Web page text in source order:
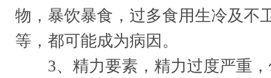
物，暴饮暴食，过多食用生冷及不
等，都可能成为病因。
3、精力要素，精力过度严重，